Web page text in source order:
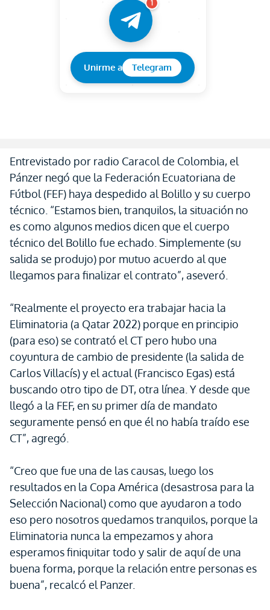
1
Unirme a Telegram
Entrevistado por radio Caracol de Colombia, el
Pánzer negó que la Federación Ecuatoriana de
Fútbol (FEF) haya despedido al Bolillo y su cuerpo
técnico. “Estamos bien, tranquilos, la situación no
es como algunos medios dicen que el cuerpo
técnico del Bolillo fue echado. Simplemente (su
salida se produjo) por mutuo acuerdo al que
llegamos para finalizar el contrato”, aseveró.
“Realmente el proyecto era trabajar hacia la
Eliminatoria (a Qatar 2022) porque en principio
(para eso) se contrató el CT pero hubo una
coyuntura de cambio de presidente (la salida de
Carlos Villacís) y el actual (Francisco Egas) está
buscando otro tipo de DT, otra línea. Y desde que
llegó a la FEF, en su primer día de mandato
seguramente pensó en que él no había traído ese
CT”, agregó.
“Creo que fue una de las causas, luego los
resultados en la Copa América (desastrosa para la
Selección Nacional) como que ayudaron a todo
eso pero nosotros quedamos tranquilos, porque la
Eliminatoria nunca la empezamos y ahora
esperamos finiquitar todo y salir de aquí de una
buena forma, porque la relación entre personas es
buena”, recalcó el Panzer.